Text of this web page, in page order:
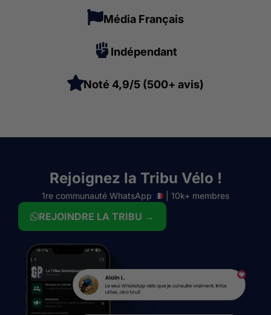
Média Français
Indépendant
Noté 4,9/5 (500+ avis)
Rejoignez la Tribu Vélo !
1re communauté WhatsApp | 10k+ membres
REJOINDRE LA TRIBU →